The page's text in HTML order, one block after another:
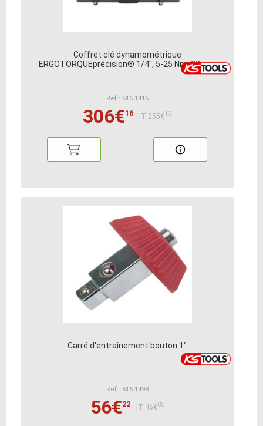
Coffret clé dynamométrique
ERGOTORQUEprécision® 1/4'', 5-25 Nm, 32 pcs
Ref : 516.1415
306€16 HT:255€13
Carré d'entraînement bouton 1"
Ref : 516.1498
56€22 HT:46€85